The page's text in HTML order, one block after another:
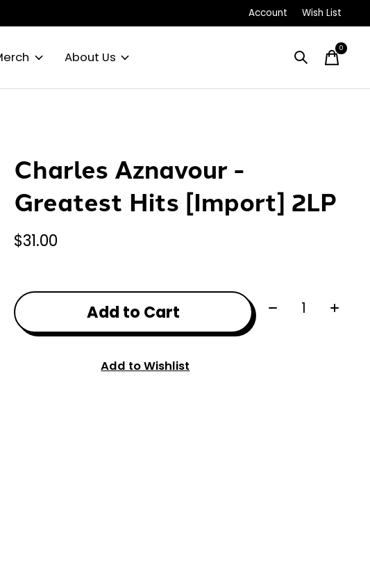
Account Wish List
About Us
0items
Charles Aznavour -
Greatest Hits [Import] 2LP
$31.00
Add to Cart Quantity:
Add to Wishlist